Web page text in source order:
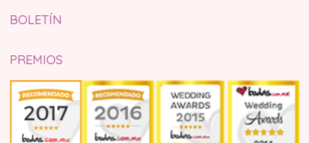
BOLETÍN
PREMIOS